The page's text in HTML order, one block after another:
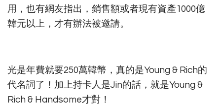
用，也有網友指出，銷售額或者現有資產1000億
韓元以上，才有辦法被邀請。
光是年費就要250萬韓幣，真的是Young & Rich的
代名詞了！加上持卡人是Jin的話，就是Young &
Rich & Handsome才對！